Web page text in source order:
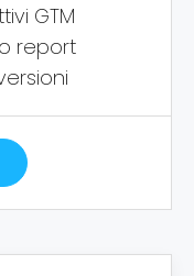
GTM
report